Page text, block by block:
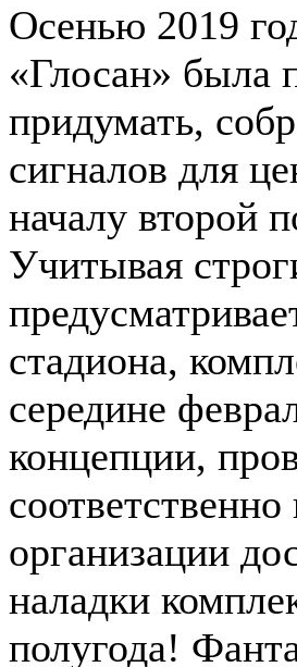
Осенью 2019
«Глосан» была
придумать,
сигналов для
началу второй
Учитывая
стадиона,
середине
концепции,
организации
наладки
полугода!